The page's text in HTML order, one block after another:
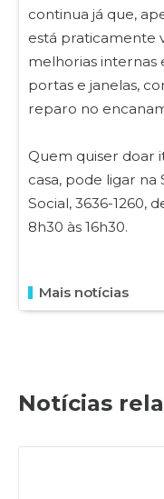
continua já que,
está praticamente
melhorias internas
portas e janelas,
reparo no
Quem quiser doar
casa, pode ligar na
Social, 3636-1260,
8h30 às 16h30.
Mais notícias
Notícias